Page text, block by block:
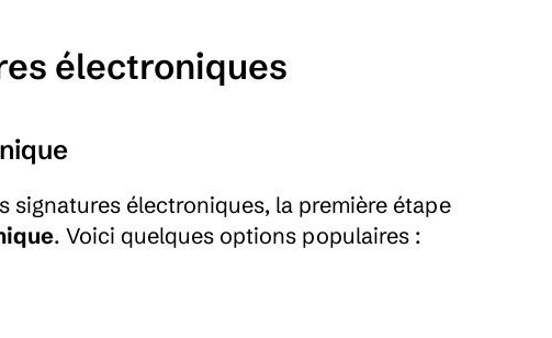
électroniques
signatures électroniques, la première étape
. Voici quelques options populaires :